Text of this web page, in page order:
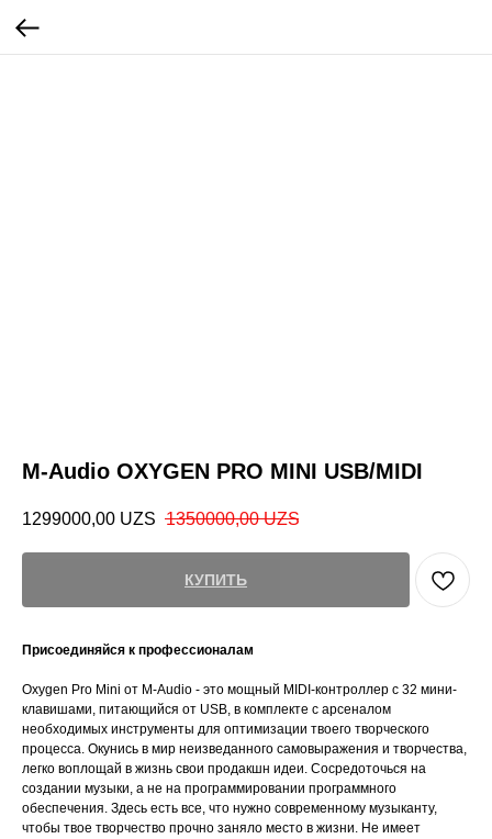
M-Audio OXYGEN PRO MINI USB/MIDI
1299000,00 UZS 1350000,00 UZS
КУПИТЬ
Присоединяйся к профессионалам
Oxygen Pro Mini от M-Audio - это мощный MIDI-контроллер с 32 мини-
клавишами, питающийся от USB, в комплекте с арсеналом
необходимых инструменты для оптимизации твоего творческого
процесса. Окунись в мир неизведанного самовыражения и творчества,
легко воплощай в жизнь свои продакшн идеи. Сосредоточься на
создании музыки, а не на программировании программного
обеспечения. Здесь есть все, что нужно современному музыканту,
чтобы твое творчество прочно заняло место в жизни. Не имеет